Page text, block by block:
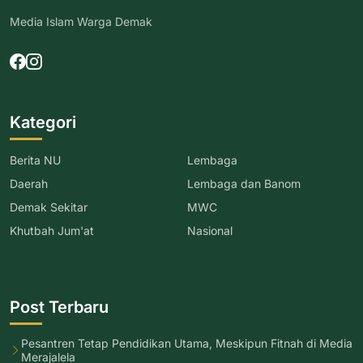
Media Islam Warga Demak
Kategori
Berita NU
Daerah
Demak Sekitar
Khutbah Jum'at
Lembaga
Lembaga dan Banom
MWC
Nasional
Post Terbaru
Pesantren Tetap Pendidikan Utama, Meskipun Fitnah di Media
Merajalela